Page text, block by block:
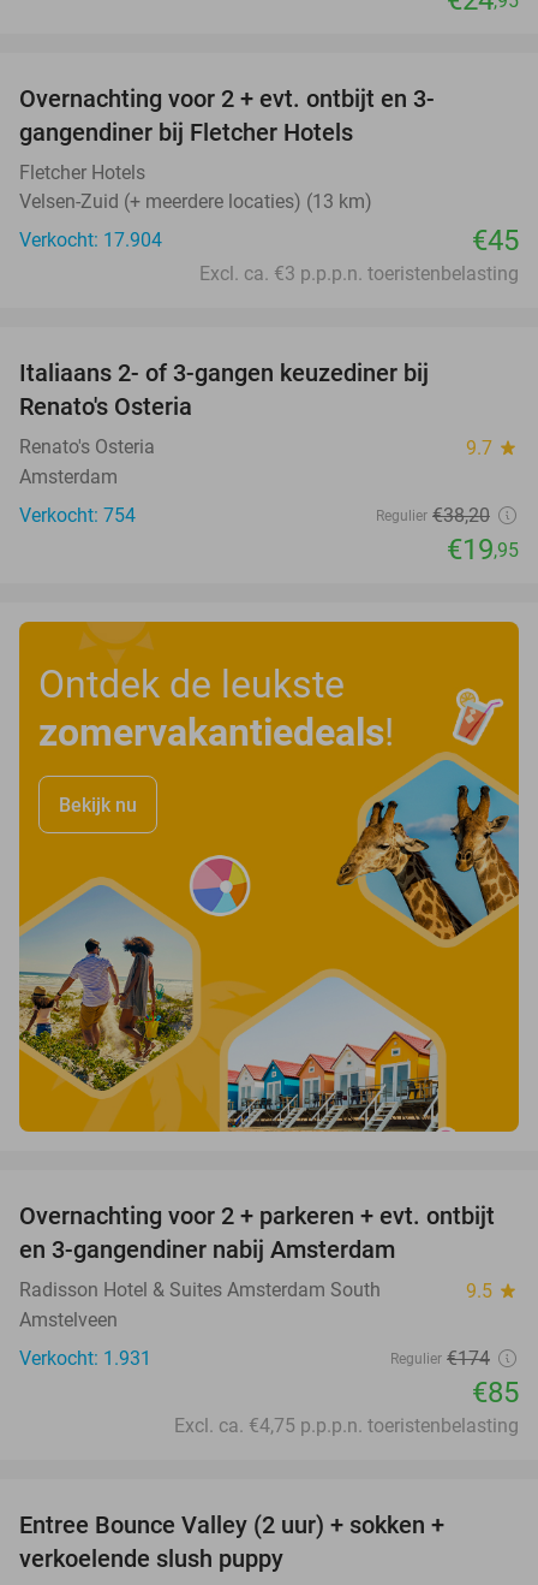
Overnachting voor 2 + evt. ontbijt en 3-
gangendiner bij Fletcher Hotels
Fletcher Hotels
Velsen-Zuid (+ meerdere locaties) (13 km)
Verkocht: 17.904
€45
Excl. ca. €3 p.p.p.n. toeristenbelasting
Italiaans 2- of 3-gangen keuzediner bij
Renato's Osteria
Renato's Osteria 9.7 star
Amsterdam
Verkocht: 754
Regulier €38,20
€19,95
Ontdek de leukste
zomervakantiedeals!
Bekijk nu
51%
Overnachting voor 2 + parkeren + evt. ontbijt
en 3-gangendiner nabij Amsterdam
Radisson Hotel & Suites Amsterdam South 9.5 star
Amstelveen
Verkocht: 1.931
Regulier €174
€85
Excl. ca. €4,75 p.p.p.n. toeristenbelasting
Entree Bounce Valley (2 uur) + sokken +
verkoelende slush puppy